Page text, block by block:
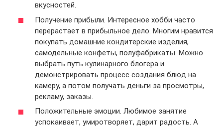
вкусностей.
Получение прибыли. Интересное хобби часто
перерастает в прибыльное дело. Многим нравится
покупать домашние кондитерские изделия,
самодельные конфеты, полуфабрикаты. Можно
выбрать путь кулинарного блогера и
демонстрировать процесс создания блюд на
камеру, а потом получать деньги за просмотры,
рекламу, заказы.
Положительные эмоции. Любимое занятие
успокаивает, умиротворяет, дарит радость. А